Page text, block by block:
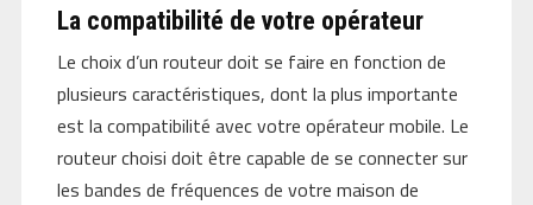
La compatibilité de votre opérateur
Le choix d’un routeur doit se faire en fonction de
plusieurs caractéristiques, dont la plus importante
est la compatibilité avec votre opérateur mobile. Le
routeur choisi doit être capable de se connecter sur
les bandes de fréquences de votre maison de